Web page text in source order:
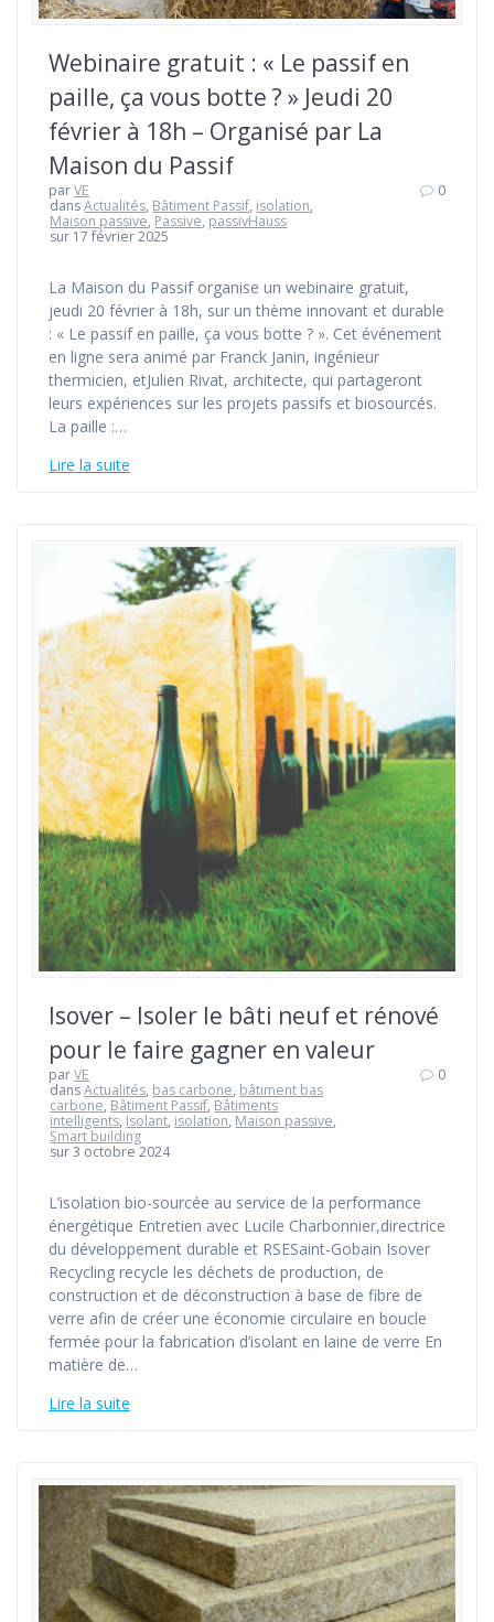
Webinaire gratuit : « Le passif en
paille, ça vous botte ? » Jeudi 20
février à 18h – Organisé par La
Maison du Passif
parVE
dansActualités, Bâtiment Passif, isolation,
Maison passive, Passive, passivHauss
sur 17 février 2025
0
La Maison du Passif organise un webinaire gratuit,
jeudi 20 février à 18h, sur un thème innovant et durable
: « Le passif en paille, ça vous botte ? ». Cet événement
en ligne sera animé par Franck Janin, ingénieur
thermicien, etJulien Rivat, architecte, qui partageront
leurs expériences sur les projets passifs et biosourcés.
La paille :…
Lire la suite
Isover – Isoler le bâti neuf et rénové
pour le faire gagner en valeur
parVE
dansActualités, bas carbone, bâtiment bas
carbone, Bâtiment Passif, Bâtiments
intelligents, Isolant, isolation, Maison passive,
Smart building
sur 3 octobre 2024
0
L’isolation bio-sourcée au service de la performance
énergétique Entretien avec Lucile Charbonnier,directrice
du développement durable et RSESaint-Gobain Isover
Recycling recycle les déchets de production, de
construction et de déconstruction à base de fibre de
verre afin de créer une économie circulaire en boucle
fermée pour la fabrication d’isolant en laine de verre En
matière de…
Lire la suite